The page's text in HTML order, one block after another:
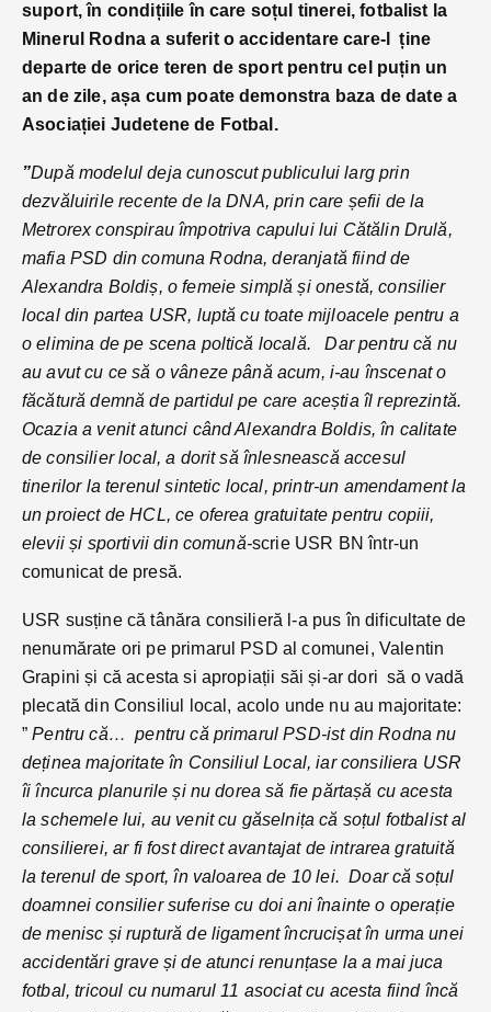
suport, în condițiile în care soțul tinerei, fotbalist la
Minerul Rodna a suferit o accidentare care-l ține
departe de orice teren de sport pentru cel puțin un
an de zile, așa cum poate demonstra baza de date a
Asociației Judetene de Fotbal.
”După modelul deja cunoscut publicului larg prin
dezvăluirile recente de la DNA, prin care șefii de la
Metrorex conspirau împotriva capului lui Cătălin Drulă,
mafia PSD din comuna Rodna, deranjată fiind de
Alexandra Boldiș, o femeie simplă și onestă, consilier
local din partea USR, luptă cu toate mijloacele pentru a
o elimina de pe scena poltică locală.
Dar pentru că nu
au avut cu ce să o vâneze până acum, i-au înscenat o
făcătură demnă de partidul pe care aceștia îl reprezintă.
Ocazia a venit atunci când Alexandra Boldis, în calitate
de consilier local, a dorit să înlesnească accesul
tinerilor la terenul sintetic local, printr-un amendament la
un proiect de HCL, ce oferea gratuitate pentru copiii,
elevii și sportivii din comună-scrie USR BN într-un
comunicat de presă.
USR susține că tânăra consilieră l-a pus în dificultate de
nenumărate ori pe primarul PSD al comunei, Valentin
Grapini și că acesta si apropiații săi și-ar dori să o vadă
plecată din Consiliul local, acolo unde nu au majoritate:
”Pentru că… pentru că primarul PSD-ist din Rodna nu
deținea majoritate în Consiliul Local, iar consiliera USR
îi încurca planurile și nu dorea să fie părtașă cu acesta
la schemele lui, au venit cu găselnița că soțul fotbalist al
consilierei, ar fi fost direct avantajat de intrarea gratuită
la terenul de sport, în valoarea de 10 lei. Doar că soțul
doamnei consilier suferise cu doi ani înainte o operație
de menisc și ruptură de ligament încrucișat în urma unei
accidentări grave și de atunci renunțase la a mai juca
fotbal, tricoul cu numarul 11 asociat cu acesta fiind încă